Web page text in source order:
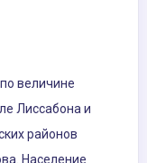
величине
Лиссабона и
районов
Население